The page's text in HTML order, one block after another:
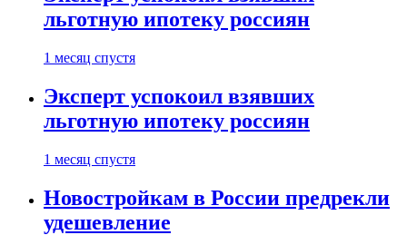
льготную ипотеку россиян
1 месяц спустя
Эксперт успокоил взявших
льготную ипотеку россиян
1 месяц спустя
Новостройкам в России предрекли
удешевление